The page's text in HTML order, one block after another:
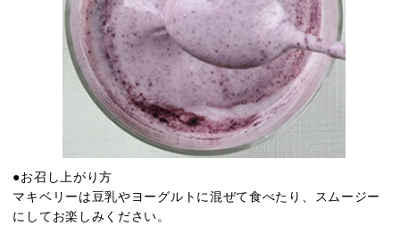
●お召し上がり方
マキベリーは豆乳やヨーグルトに混ぜて食べたり、スムージー
にしてお楽しみください。